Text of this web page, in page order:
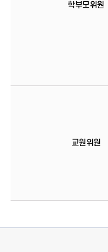
학부모위원
교원위원